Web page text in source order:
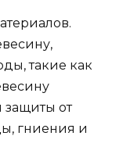
такие как
от
гниения и